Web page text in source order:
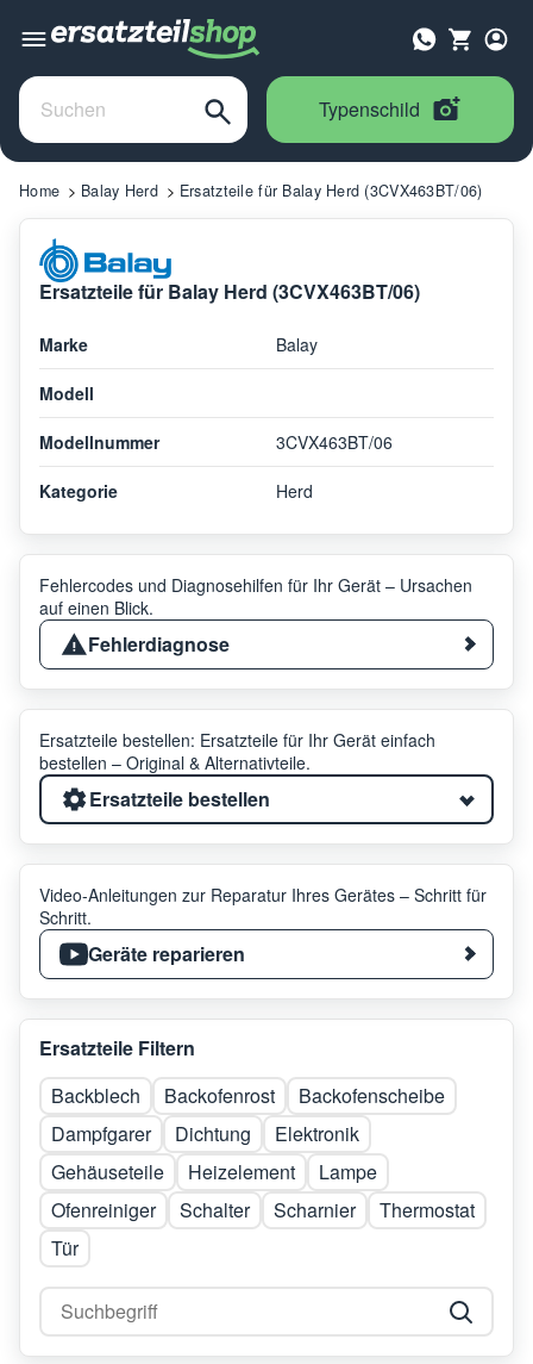
Typenschild
Home Balay Herd Ersatzteile für Balay Herd (3CVX463BT/06)
Ersatzteile für Balay Herd (3CVX463BT/06)
Marke Balay
Modell
Modellnummer 3CVX463BT/06
Kategorie Herd
Fehlercodes und Diagnosehilfen für Ihr Gerät – Ursachen
auf einen Blick.
Fehlerdiagnose
Ersatzteile bestellen: Ersatzteile für Ihr Gerät einfach
bestellen – Original & Alternativteile.
Ersatzteile bestellen
Video-Anleitungen zur Reparatur Ihres Gerätes – Schritt für
Schritt.
Geräte reparieren
Ersatzteile Filtern
Backblech
Backofenrost
Backofenscheibe
Dampfgarer
Dichtung
Elektronik
Gehäuseteile
Heizelement
Lampe
Ofenreiniger
Schalter Scharnier
Thermostat
Tür